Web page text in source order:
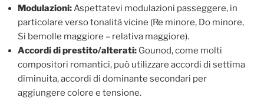
Modulazioni:Aspettatevi modulazioni passeggere, in
particolare verso tonalità vicine (Re minore, Do minore,
Si bemolle maggiore – relativa maggiore).
Accordi di prestito/alterati: Gounod, come molti
compositori romantici, può utilizzare accordi di settima
diminuita, accordi di dominante secondari per
aggiungere colore e tensione.